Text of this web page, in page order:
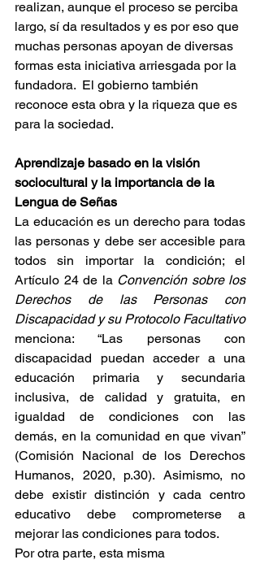
realizan, aunque el proceso se perciba
largo, sí da resultados y es por eso que
muchas personas apoyan de diversas
formas esta iniciativa arriesgada por la
fundadora.  El gobierno también
reconoce esta obra y la riqueza que es
para la sociedad.
Aprendizaje basado en la visión
sociocultural y la importancia de la
Lengua de Señas
La educación es un derecho para todas
las personas y debe ser accesible para
todos sin importar la condición; el
Artículo 24 de la Convención sobre los
Derechos de las Personas con
Discapacidad y su Protocolo Facultativo
menciona: “Las personas con
discapacidad puedan acceder a una
educación primaria y secundaria
inclusiva, de calidad y gratuita, en
igualdad de condiciones con las
demás, en la comunidad en que vivan”
(Comisión Nacional de los Derechos
Humanos, 2020, p.30). Asimismo, no
debe existir distinción y cada centro
educativo debe comprometerse a
mejorar las condiciones para todos.
Por otra parte, esta misma